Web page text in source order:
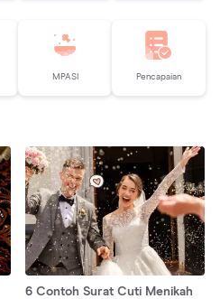
MPASI Pencapaian
6 Contoh Surat Cuti Menikah